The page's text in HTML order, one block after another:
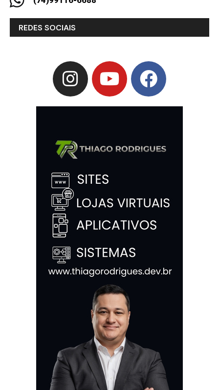
REDES SOCIAIS